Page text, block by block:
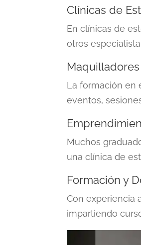
Clínicas de
En clínicas de
otros
La formación en
eventos,
Muchos
una clínica de
Formación y
Con experiencia
impartiendo